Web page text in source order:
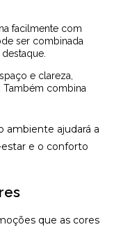
facilmente com
ser combinada
e clareza,
Também combina
ambiente ajudará a
e o conforto
que as cores